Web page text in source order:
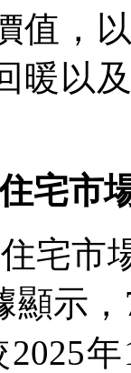
值，
暖以
宅市
市場
顯示